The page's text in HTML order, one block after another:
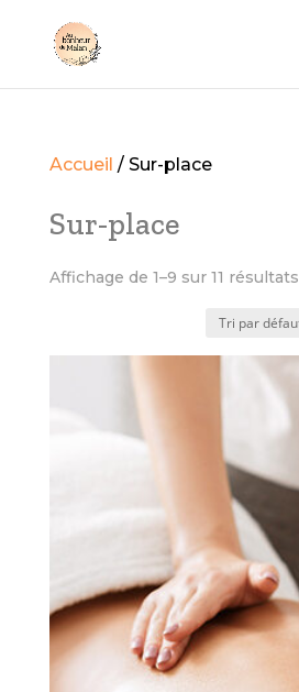
Accueil / Sur-place
Sur-place
Affichage de 1–9 sur 11 résultats